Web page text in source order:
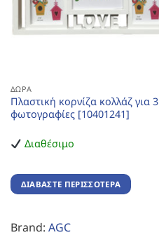
ΔΏΡΑ
Πλαστική κορνίζα κολλάζ για 3
φωτογραφίες [10401241]
Διαθέσιμο
ΔΙΑΒΆΣΤΕ ΠΕΡΙΣΣΌΤΕΡΑ
Brand: AGC